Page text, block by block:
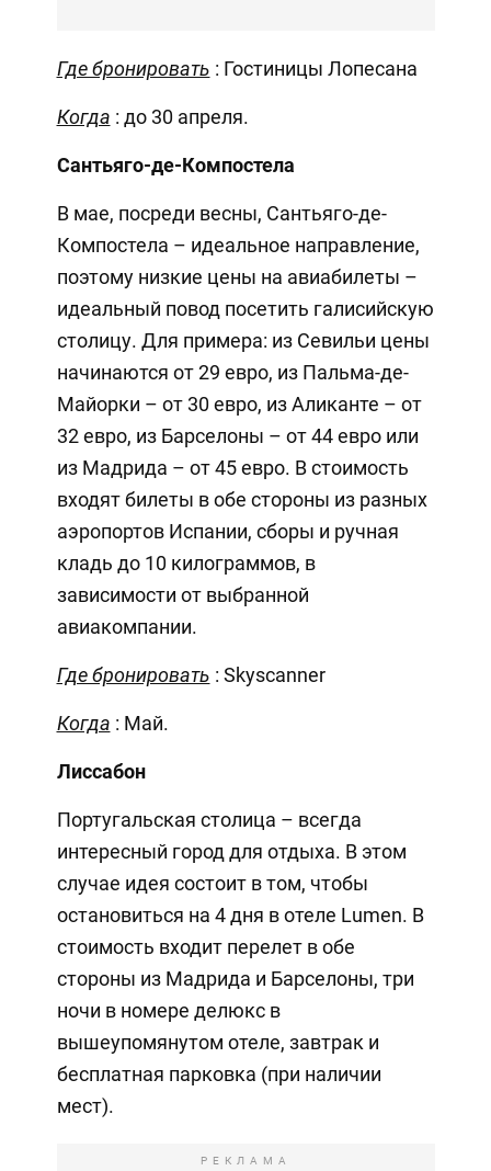
Где бронировать : Гостиницы Лопесана
Когда : до 30 апреля.
Сантьяго-де-Компостела
В мае, посреди весны, Сантьяго-де-
Компостела – идеальное направление,
поэтому низкие цены на авиабилеты –
идеальный повод посетить галисийскую
столицу. Для примера: из Севильи цены
начинаются от 29 евро, из Пальма-де-
Майорки – от 30 евро, из Аликанте – от
32 евро, из Барселоны – от 44 евро или
из Мадрида – от 45 евро. В стоимость
входят билеты в обе стороны из разных
аэропортов Испании, сборы и ручная
кладь до 10 килограммов, в
зависимости от выбранной
авиакомпании.
Где бронировать : Skyscanner
Когда : Май.
Лиссабон
Португальская столица – всегда
интересный город для отдыха. В этом
случае идея состоит в том, чтобы
остановиться на 4 дня в отеле Lumen. В
стоимость входит перелет в обе
стороны из Мадрида и Барселоны, три
ночи в номере делюкс в
вышеупомянутом отеле, завтрак и
бесплатная парковка (при наличии
мест).
РЕКЛАМА